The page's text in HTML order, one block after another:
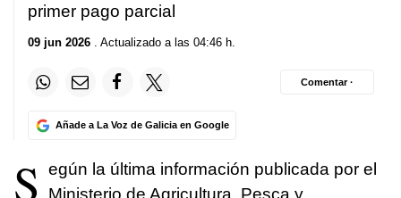
primer pago parcial
09 jun 2026 . Actualizado a las 04:46 h.
Añade a La Voz de Galicia en Google
Comentar ·
S
egún la última información publicada por el